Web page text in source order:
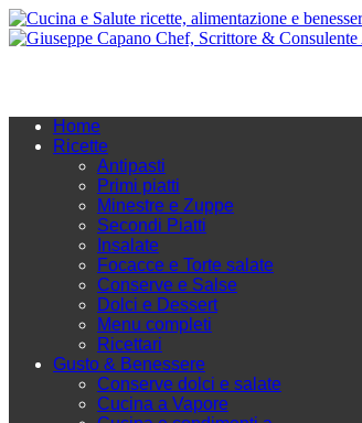
Home
Ricette
Antipasti
Primi piatti
Minestre e Zuppe
Secondi Piatti
Insalate
Focacce e Torte salate
Conserve e Salse
Dolci e Dessert
Menu completi
Ricettari
Gusto & Benessere
Conserve dolci e salate
Cucina a Vapore